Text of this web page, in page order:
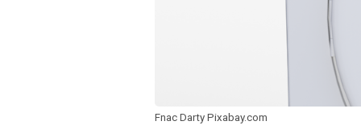
Fnac Darty Pixabay.com